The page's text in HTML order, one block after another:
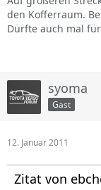
den Kofferraum.
Dürfte auch mal
syoma
Gast
12. Januar 2011
Zitat von